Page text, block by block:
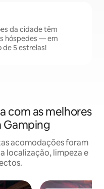
da cidade têm
hóspedes — em
de 5 estrelas!
com as melhores
Gamping
acomodações foram
localização, limpeza e